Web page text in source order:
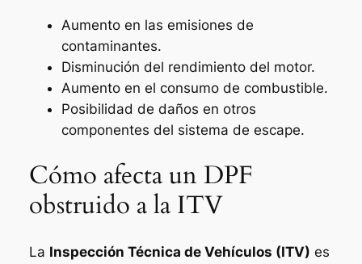
Aumento en las emisiones de
contaminantes.
Disminución del rendimiento del motor.
Aumento en el consumo de combustible.
Posibilidad de daños en otros
componentes del sistema de escape.
Cómo afecta un DPF
obstruido a la ITV
La Inspección Técnica de Vehículos (ITV) es